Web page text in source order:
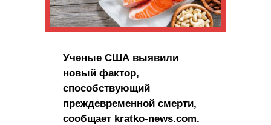
Ученые США выявили
новый фактор,
способствующий
преждевременной смерти,
сообщает kratko-news.com.